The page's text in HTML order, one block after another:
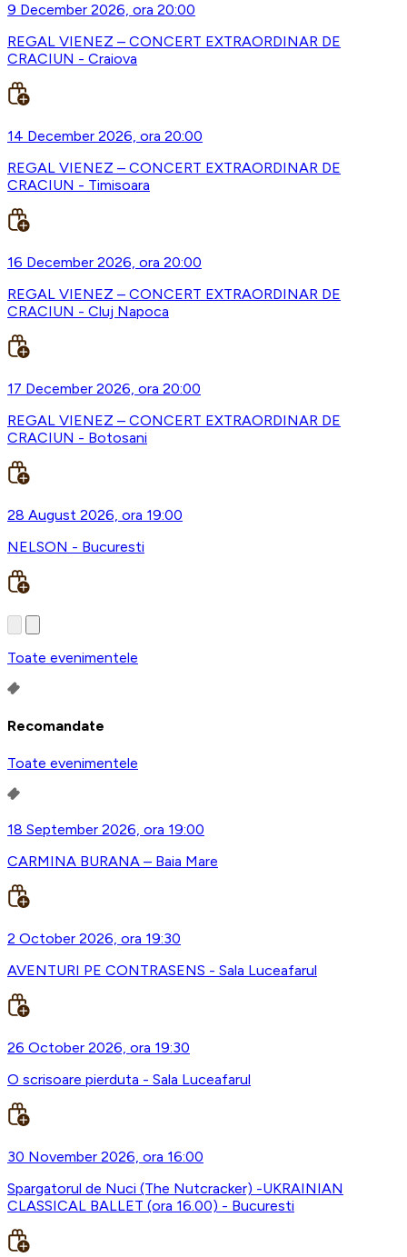
9 December 2026, ora 20:00
REGAL VIENEZ – CONCERT EXTRAORDINAR DE
CRACIUN - Craiova
14 December 2026, ora 20:00
REGAL VIENEZ – CONCERT EXTRAORDINAR DE
CRACIUN - Timisoara
16 December 2026, ora 20:00
REGAL VIENEZ – CONCERT EXTRAORDINAR DE
CRACIUN - Cluj Napoca
17 December 2026, ora 20:00
REGAL VIENEZ – CONCERT EXTRAORDINAR DE
CRACIUN - Botosani
28 August 2026, ora 19:00
NELSON - Bucuresti
Toate evenimentele
Recomandate
Toate evenimentele
18 September 2026, ora 19:00
CARMINA BURANA – Baia Mare
2 October 2026, ora 19:30
AVENTURI PE CONTRASENS - Sala Luceafarul
26 October 2026, ora 19:30
O scrisoare pierduta - Sala Luceafarul
30 November 2026, ora 16:00
Spargatorul de Nuci (The Nutcracker) -UKRAINIAN
CLASSICAL BALLET (ora 16.00) - Bucuresti